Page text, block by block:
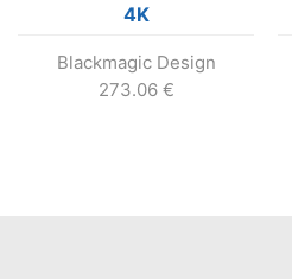
4K
Blackmagic Design
273.06 €